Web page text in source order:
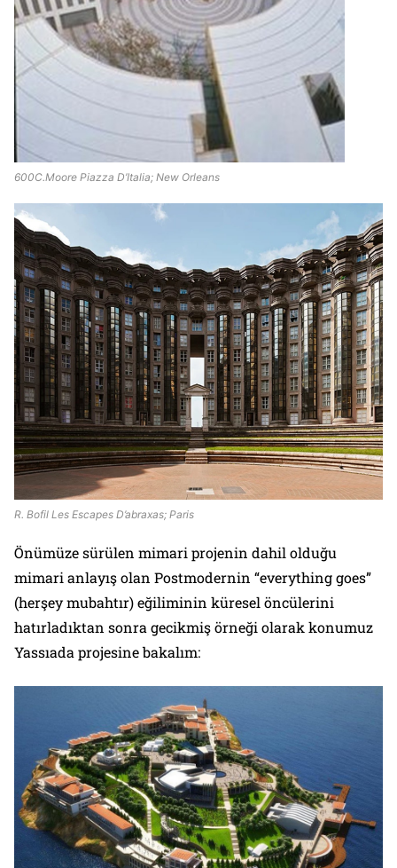
600C.Moore Piazza D’Italia; New Orleans
R. Bofil Les Escapes D’abraxas; Paris
Önümüze sürülen mimari projenin dahil olduğu
mimari anlayış olan Postmodernin “everything goes”
(herşey mubahtır) eğiliminin küresel öncülerini
hatırladıktan sonra gecikmiş örneği olarak konumuz
Yassıada projesine bakalım: